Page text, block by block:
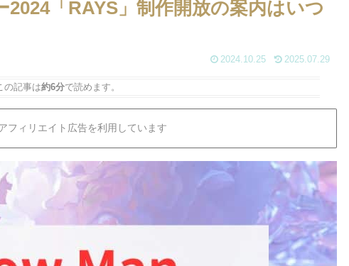
2024「RAYS」制作開放の案内はいつ
2024.10.25 2025.07.29
の記事は約6分で読めます。
フィリエイト広告を利用しています